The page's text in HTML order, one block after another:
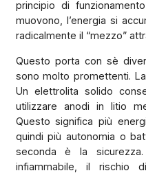
principio di
muovono, l’energia si
radicalmente il “mezzo”
Questo porta con sè
sono molto promettenti.
Un elettrolita solido
utilizzare anodi in litio
Questo significa più
quindi più autonomia o
seconda è la
infiammabile, il rischio